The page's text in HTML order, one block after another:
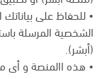
• للحفاظ على بياناتك
الشخصية المرسلة
(أبشر).
• هذه االمنصة و أى